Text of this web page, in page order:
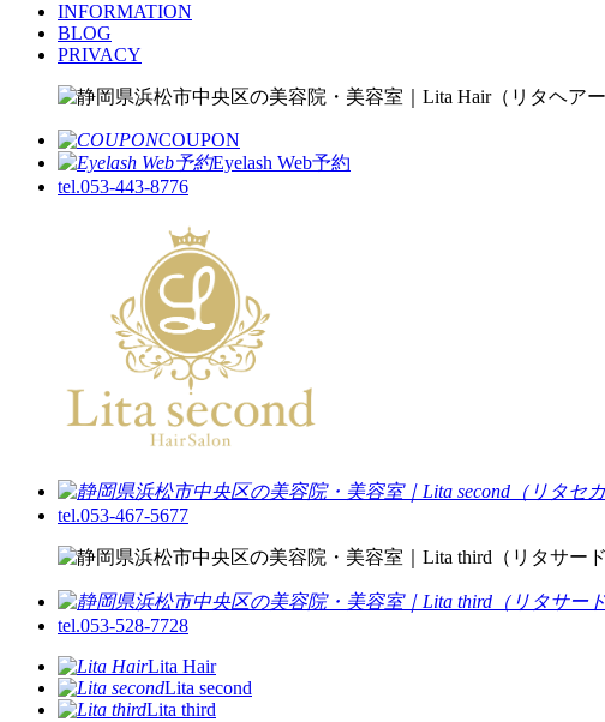
INFORMATION
BLOG
PRIVACY
COUPON
Eyelash Web予約
tel.053-443-8776
tel.053-467-5677
tel.053-528-7728
Lita Hair
Lita second
Lita third